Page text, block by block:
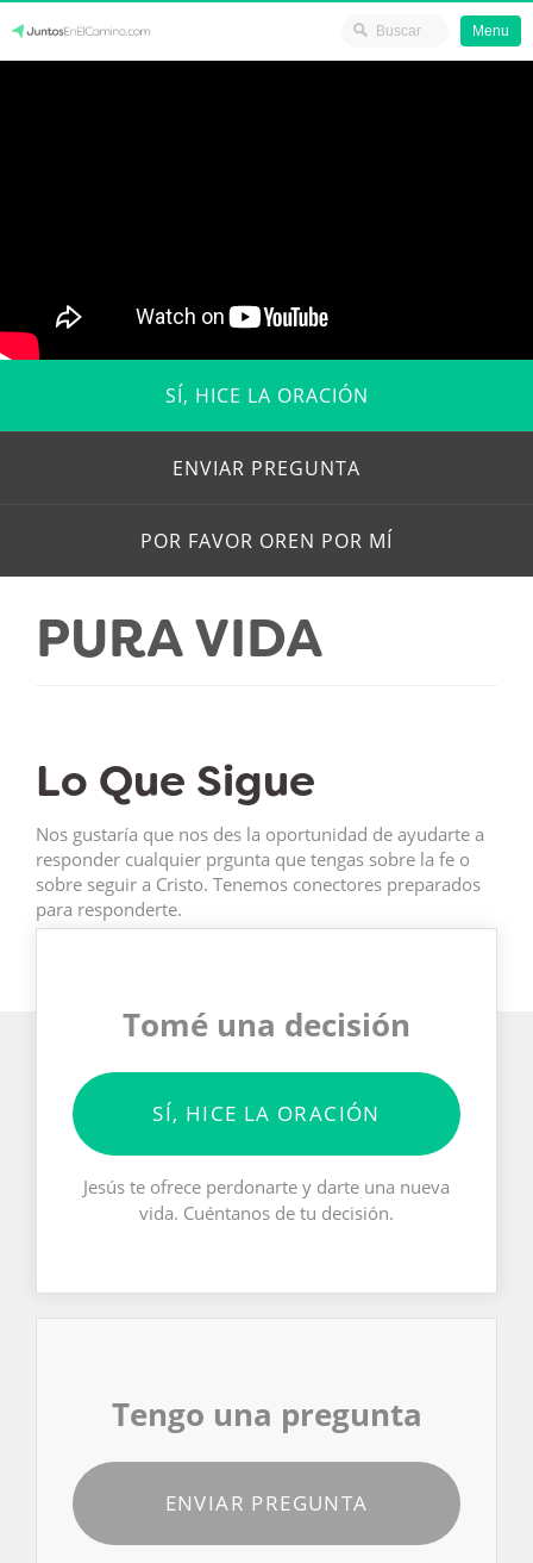
Menu
SÍ, HICE LA ORACIÓN
ENVIAR PREGUNTA
POR FAVOR OREN POR MÍ
PURA VIDA
Lo Que Sigue
Nos gustaría que nos des la oportunidad de ayudarte a
responder cualquier prgunta que tengas sobre la fe o
sobre seguir a Cristo. Tenemos conectores preparados
para responderte.
Tomé una decisión
SÍ, HICE LA ORACIÓN
Jesús te ofrece perdonarte y darte una nueva
vida. Cuéntanos de tu decisión.
Tengo una pregunta
ENVIAR PREGUNTA